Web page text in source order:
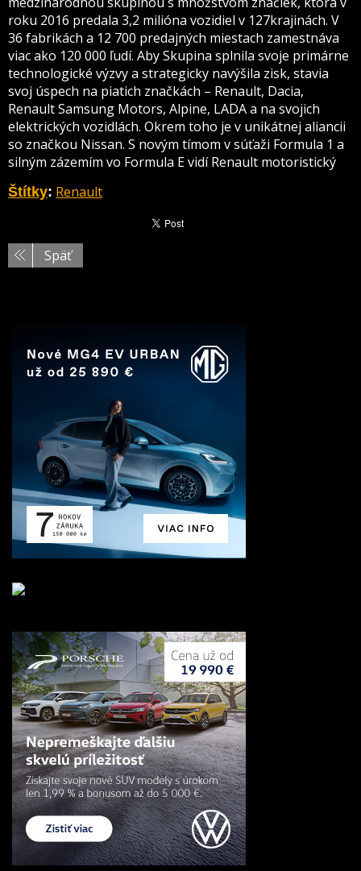
roku 2016 predala 3,2 milióna vozidiel v 127krajinách. V
36 fabrikách a 12 700 predajných miestach zamestnáva
viac ako 120 000 ľudí. Aby Skupina splnila svoje primárne
technologické výzvy a strategicky navýšila zisk, stavia
svoj úspech na piatich značkách – Renault, Dacia,
Renault Samsung Motors, Alpine, LADA a na svojich
elektrických vozidlách. Okrem toho je v unikátnej aliancii
so značkou Nissan. S novým tímom v súťaži Formula 1 a
silným zázemím vo Formula E vidí Renault motoristický
Štítky: Renault
Späť